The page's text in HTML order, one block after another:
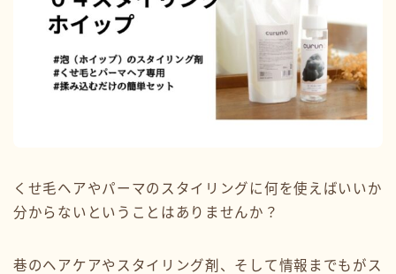
くせ毛ヘアやパーマのスタイリングに何を使えばいいか
分からないということはありませんか？
巷のヘアケアやスタイリング剤、そして情報までもがス